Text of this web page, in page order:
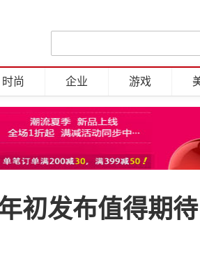
时尚 企业 游戏
初发布值得期待